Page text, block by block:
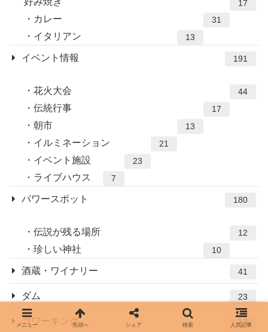
17
カレー 31
イタリアン 13
イベント情報 191
花火大会 44
伝統行事 17
朝市 13
イルミネーション 21
イベント施設 23
ライブハウス 7
パワースポット 180
伝説が残る場所 12
珍しい神社 10
酒蔵・ワイナリー 41
ダム 23
コワーキング 13
メニュー 先頭へ シェア 検索 人気記事